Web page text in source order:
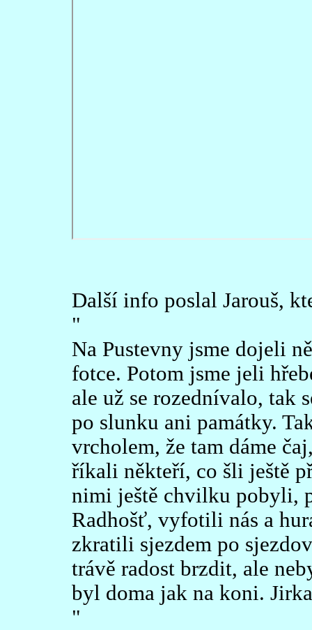
Další info poslal Jarouš,
"
Na Pustevny jsme dojeli
fotce. Potom jsme jeli
ale už se rozednívalo, tak
po slunku ani památky.
vrcholem, že tam dáme
říkali někteří, co šli ještě
nimi ještě chvilku pobyli,
Radhošť, vyfotili nás a
zkratili sjezdem po
trávě radost brzdit, ale
byl doma jak na koni.
"